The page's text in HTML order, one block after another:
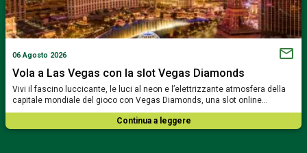
06 Agosto 2026
Vola a Las Vegas con la slot Vegas Diamonds
Vivi il fascino luccicante, le luci al neon e l’elettrizzante atmosfera della
capitale mondiale del gioco con Vegas Diamonds, una slot online…
Continua a leggere